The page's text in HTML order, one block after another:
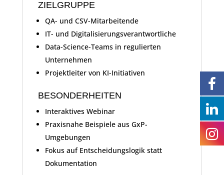
ZIELGRUPPE
QA- und CSV-Mitarbeitende
IT- und Digitalisierungsverantwortliche
Data-Science-Teams in regulierten
Unternehmen
Projektleiter von KI-Initiativen
BESONDERHEITEN
Interaktives Webinar
Praxisnahe Beispiele aus GxP-
Umgebungen
Fokus auf Entscheidungslogik statt
Dokumentation